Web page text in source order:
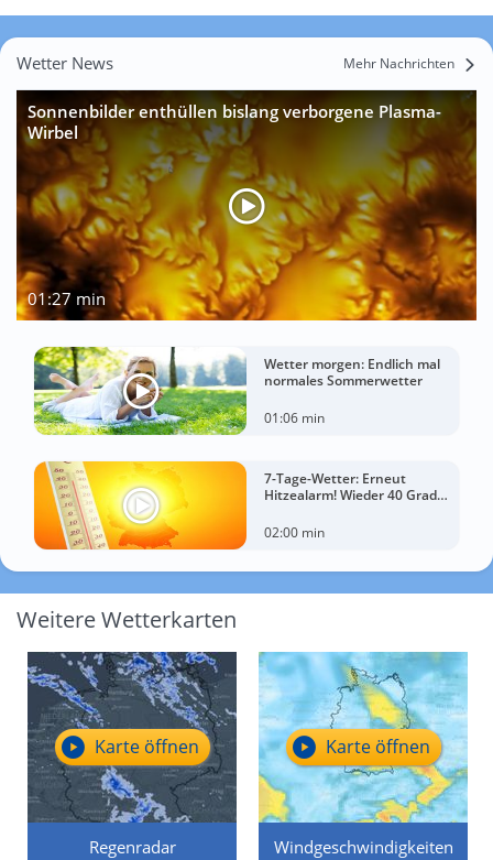
Wetter News Mehr Nachrichten
Sonnenbilder enthüllen bislang verborgene Plasma-
Wirbel
01:27 min
Wetter morgen: Endlich mal
normales Sommerwetter
01:06 min
7-Tage-Wetter: Erneut
Hitzealarm! Wieder 40 Grad
02:00 min
Weitere Wetterkarten
Regenradar
Karte öffnen
Windgeschwindigkeiten
Karte öffnen